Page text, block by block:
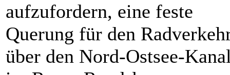
aufzufordern, eine feste
Querung für den
über den Nord-Ostsee-